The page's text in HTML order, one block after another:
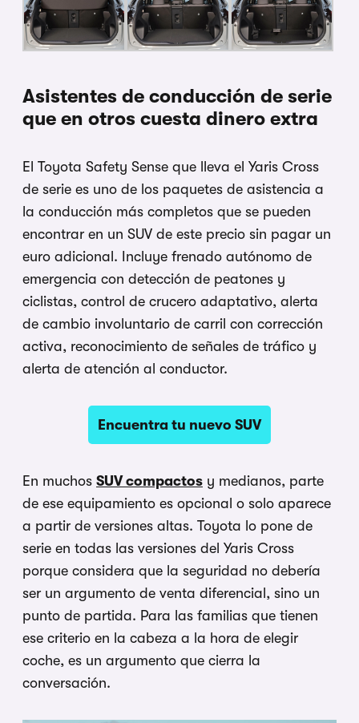
Asistentes de conducción de serie
que en otros cuesta dinero extra
El Toyota Safety Sense que lleva el Yaris Cross
de serie es uno de los paquetes de asistencia a
la conducción más completos que se pueden
encontrar en un SUV de este precio sin pagar un
euro adicional. Incluye frenado autónomo de
emergencia con detección de peatones y
ciclistas, control de crucero adaptativo, alerta
de cambio involuntario de carril con corrección
activa, reconocimiento de señales de tráfico y
alerta de atención al conductor.
Encuentra tu nuevo SUV
En muchos SUV compactos y medianos, parte
de ese equipamiento es opcional o solo aparece
a partir de versiones altas. Toyota lo pone de
serie en todas las versiones del Yaris Cross
porque considera que la seguridad no debería
ser un argumento de venta diferencial, sino un
punto de partida. Para las familias que tienen
ese criterio en la cabeza a la hora de elegir
coche, es un argumento que cierra la
conversación.